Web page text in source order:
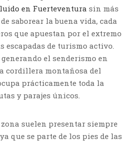
en Fuerteventura sin más
saborear la buena vida, cada
que apuestan por el extremo
escapadas de turismo activo.
el senderismo en
cordillera montañosa del
prácticamente toda la
y parajes únicos.
suelen presentar siempre
que se parte de los pies de las